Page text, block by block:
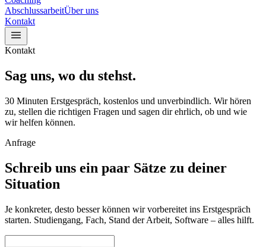
AbschlussarbeitÜber uns
Kontakt
Kontakt
Sag uns, wo du stehst.
30 Minuten Erstgespräch, kostenlos und unverbindlich. Wir hören
zu, stellen die richtigen Fragen und sagen dir ehrlich, ob und wie
wir helfen können.
Anfrage
Schreib uns ein paar Sätze zu deiner
Situation
Je konkreter, desto besser können wir vorbereitet ins Erstgespräch
starten. Studiengang, Fach, Stand der Arbeit, Software – alles hilft.